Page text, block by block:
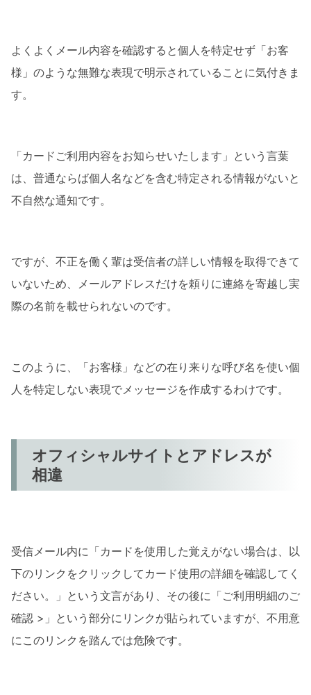
よくよくメール内容を確認すると個人を特定せず「お客
様」のような無難な表現で明示されていることに気付きま
す。
「カードご利用内容をお知らせいたします」という言葉
は、普通ならば個人名などを含む特定される情報がないと
不自然な通知です。
ですが、不正を働く輩は受信者の詳しい情報を取得できて
いないため、メールアドレスだけを頼りに連絡を寄越し実
際の名前を載せられないのです。
このように、「お客様」などの在り来りな呼び名を使い個
人を特定しない表現でメッセージを作成するわけです。
オフィシャルサイトとアドレスが
相違
受信メール内に「カードを使用した覚えがない場合は、以
下のリンクをクリックしてカード使用の詳細を確認してく
ださい。」という文言があり、その後に「ご利用明細のご
確認 >」という部分にリンクが貼られていますが、不用意
にこのリンクを踏んでは危険です。